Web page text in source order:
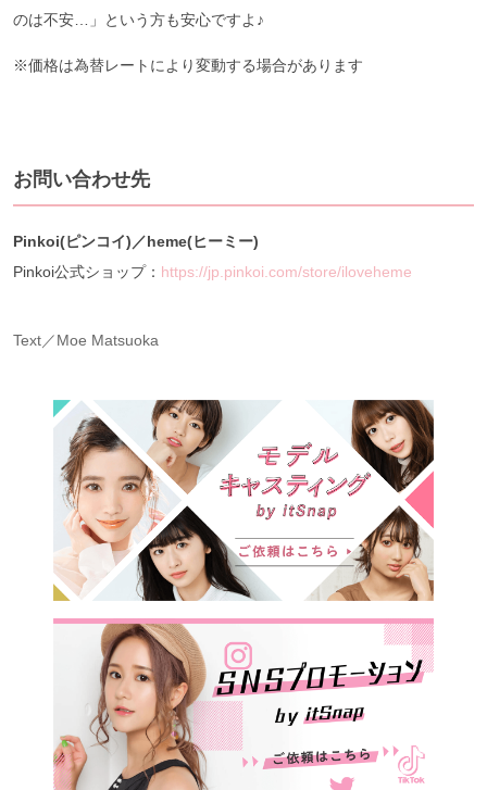
のは不安…」という方も安心ですよ♪
※価格は為替レートにより変動する場合があります
お問い合わせ先
Pinkoi(ピンコイ)／heme(ヒーミー)
Pinkoi公式ショップ： https://jp.pinkoi.com/store/iloveheme
Text／Moe Matsuoka